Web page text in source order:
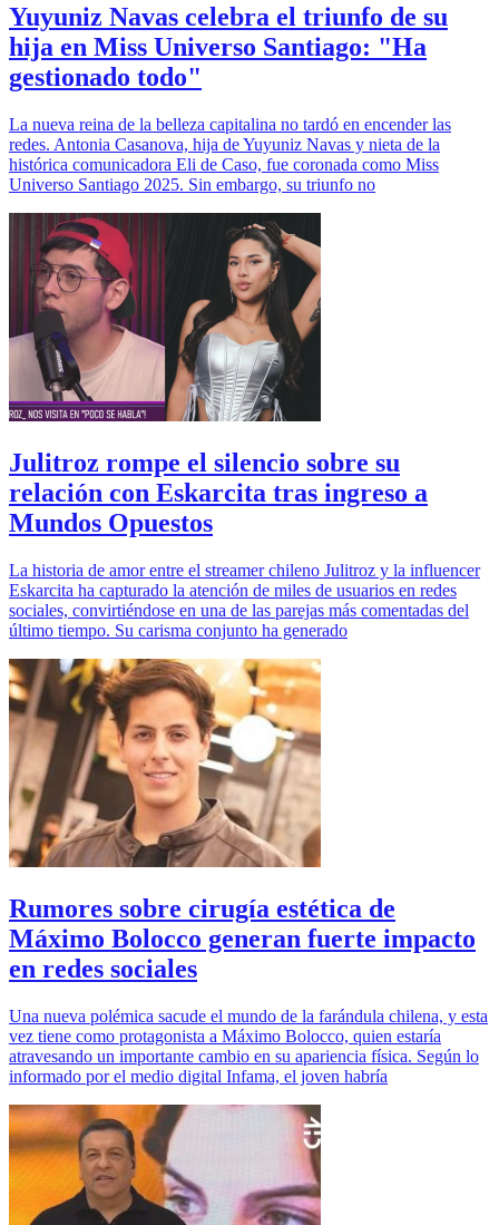
Yuyuniz Navas celebra el triunfo de su
hija en Miss Universo Santiago: "Ha
gestionado todo"
La nueva reina de la belleza capitalina no tardó en encender las
redes. Antonia Casanova, hija de Yuyuniz Navas y nieta de la
histórica comunicadora Eli de Caso, fue coronada como Miss
Universo Santiago 2025. Sin embargo, su triunfo no
Julitroz rompe el silencio sobre su
relación con Eskarcita tras ingreso a
Mundos Opuestos
La historia de amor entre el streamer chileno Julitroz y la influencer
Eskarcita ha capturado la atención de miles de usuarios en redes
sociales, convirtiéndose en una de las parejas más comentadas del
último tiempo. Su carisma conjunto ha generado
Rumores sobre cirugía estética de
Máximo Bolocco generan fuerte impacto
en redes sociales
Una nueva polémica sacude el mundo de la farándula chilena, y esta
vez tiene como protagonista a Máximo Bolocco, quien estaría
atravesando un importante cambio en su apariencia física. Según lo
informado por el medio digital Infama, el joven habría